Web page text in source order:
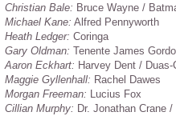
Christian Bale: Bruce Wayne /
Michael Kane: Alfred Pennyworth
Heath Ledger: Coringa
Gary Oldman: Tenente James
Aaron Eckhart: Harvey Dent / Duas-
Maggie Gyllenhall: Rachel Dawes
Morgan Freeman: Lucius Fox
Cillian Murphy: Dr. Jonathan Crane